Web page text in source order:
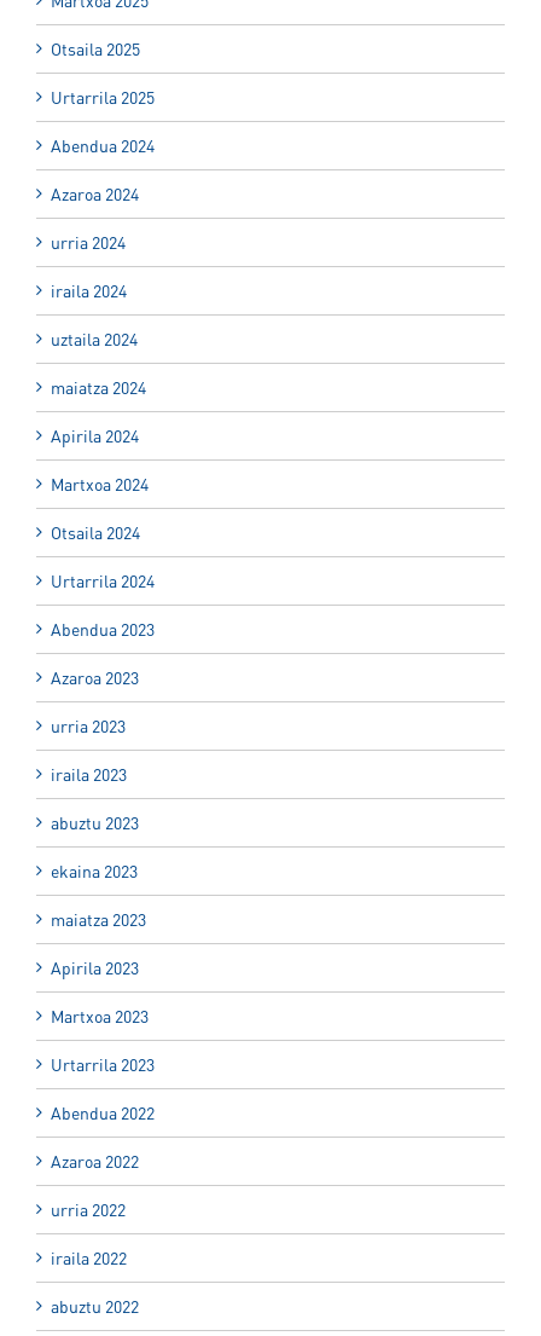
Otsaila 2025
Urtarrila 2025
Abendua 2024
Azaroa 2024
urria 2024
iraila 2024
uztaila 2024
maiatza 2024
Apirila 2024
Martxoa 2024
Otsaila 2024
Urtarrila 2024
Abendua 2023
Azaroa 2023
urria 2023
iraila 2023
abuztu 2023
ekaina 2023
maiatza 2023
Apirila 2023
Martxoa 2023
Urtarrila 2023
Abendua 2022
Azaroa 2022
urria 2022
iraila 2022
abuztu 2022